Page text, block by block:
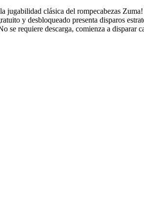
jugabilidad clásica del rompecabezas
y desbloqueado presenta disparos
se requiere descarga, comienza a disparar